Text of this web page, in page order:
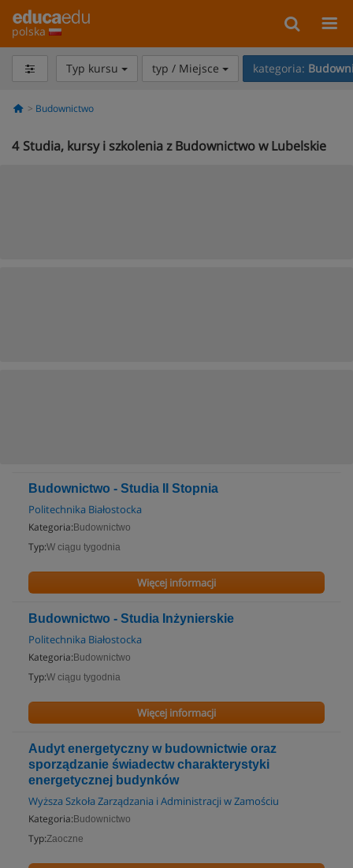
polska
Typ kursu typ / Miejsce kategoria:
Budownictwo
4 Studia, kursy i szkolenia z Budownictwo w Lubelskie
Budownictwo - Studia II Stopnia
Politechnika Białostocka
Kategoria: Budownictwo
Typ:W ciągu tygodnia
Więcej informacji
Budownictwo - Studia Inżynierskie
Politechnika Białostocka
Kategoria: Budownictwo
Typ:W ciągu tygodnia
Więcej informacji
Audyt energetyczny w budownictwie oraz
sporządzanie świadectw charakterystyki
energetycznej budynków
Wyższa Szkoła Zarządzania i Administracji w Zamościu
Kategoria: Budownictwo
Typ:Zaoczne